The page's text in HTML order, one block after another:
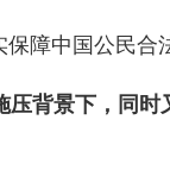
障中国公民合
背景下，同时